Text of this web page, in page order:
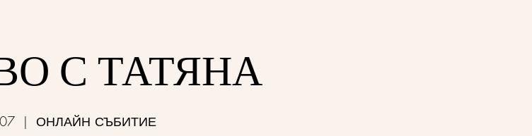
С ТАТЯНА
  |
ОНЛАЙН СЪБИТИЕ